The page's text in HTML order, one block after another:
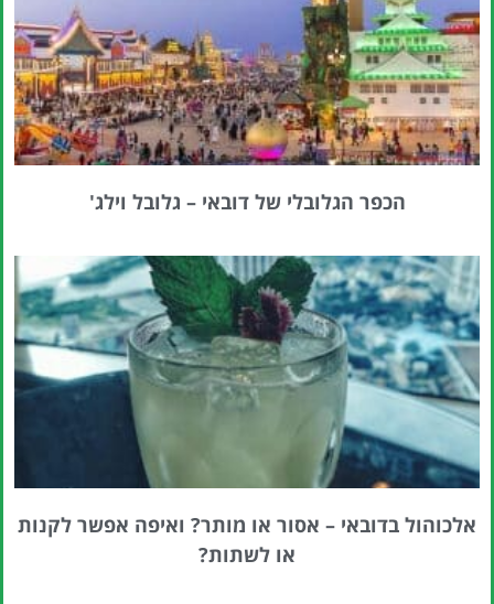
הכפר הגלובלי של דובאי – גלובל וילג'
אלכוהול בדובאי – אסור או מותר? ואיפה אפשר לקנות
או לשתות?